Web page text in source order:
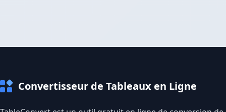
Convertisseur de Tableaux en Ligne